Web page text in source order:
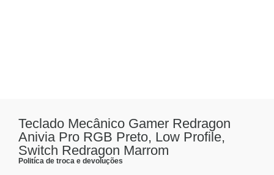
Teclado Mecânico Gamer Redragon
Anivia Pro RGB Preto, Low Profile,
Switch Redragon Marrom
Politíca de troca e devoluções